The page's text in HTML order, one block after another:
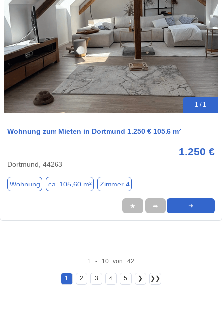
1 / 1
Wohnung zum Mieten in Dortmund 1.250 € 105.6 m²
1.250 €
Dortmund, 44263
Wohnung ca. 105,60 m² Zimmer 4
★ ➦ ➜
1 - 10 von 42
1 2 3 4 5 ❯ ❯❯